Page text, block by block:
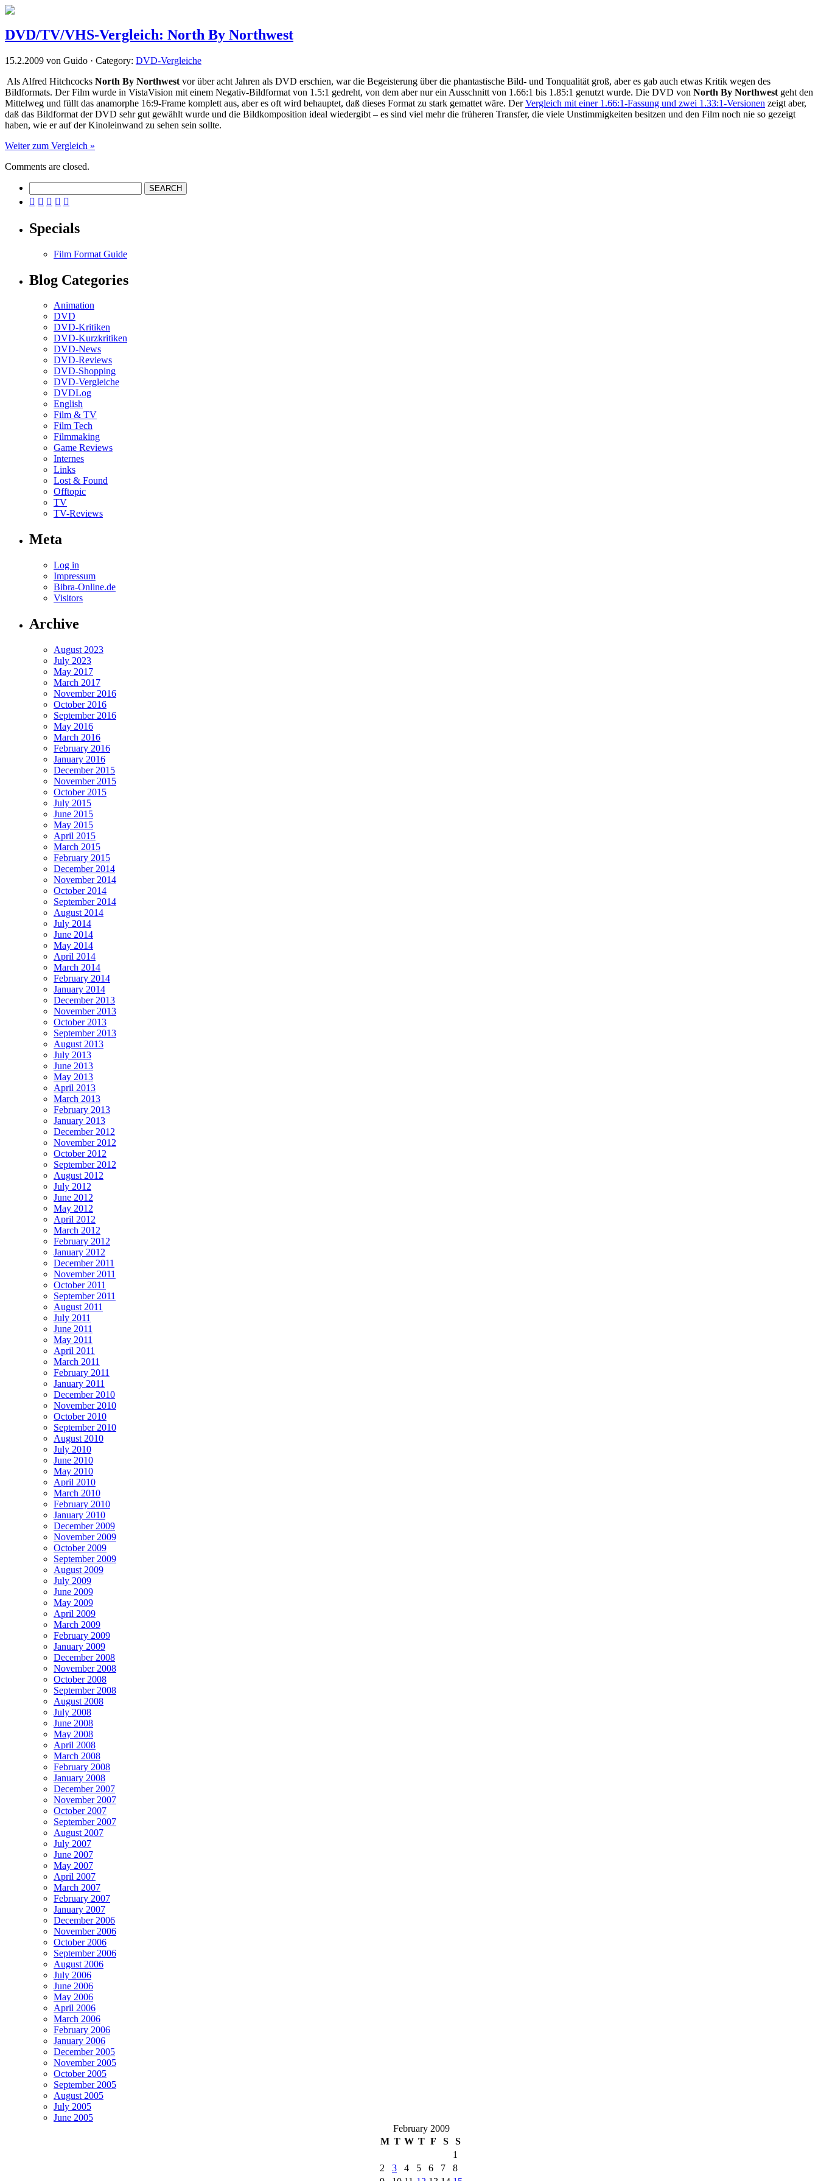
DVD/TV/VHS-Vergleich: North By Northwest
15.2.2009 von Guido · Category: DVD-Vergleiche
Als Alfred Hitchcocks North By Northwest vor über acht Jahren als DVD erschien, war die Begeisterung über die phantastische Bild- und Tonqualität groß, aber es gab auch etwas Kritik wegen des
Bildformats. Der Film wurde in VistaVision mit einem Negativ-Bildformat von 1.5:1 gedreht, von dem aber nur ein Ausschnitt von 1.66:1 bis 1.85:1 genutzt wurde. Die DVD von North By Northwest geht den
Mittelweg und füllt das anamorphe 16:9-Frame komplett aus, aber es oft wird behauptet, daß dieses Format zu stark gemattet wäre. DerVergleich mit einer 1.66:1-Fassung und zwei 1.33:1-Versionen zeigt aber,
daß das Bildformat der DVD sehr gut gewählt wurde und die Bildkomposition ideal wiedergibt – es sind viel mehr die früheren Transfer, die viele Unstimmigkeiten besitzen und den Film noch nie so gezeigt
haben, wie er auf der Kinoleinwand zu sehen sein sollte.
Weiter zum Vergleich »
Comments are closed.
    
Specials
Film Format Guide
Blog Categories
Animation
DVD
DVD-Kritiken
DVD-Kurzkritiken
DVD-News
DVD-Reviews
DVD-Shopping
DVD-Vergleiche
DVDLog
English
Film & TV
Film Tech
Filmmaking
Game Reviews
Internes
Links
Lost & Found
Offtopic
TV
TV-Reviews
Meta
Log in
Impressum
Bibra-Online.de
Visitors
Archive
August 2023
July 2023
May 2017
March 2017
November 2016
October 2016
September 2016
May 2016
March 2016
February 2016
January 2016
December 2015
November 2015
October 2015
July 2015
June 2015
May 2015
April 2015
March 2015
February 2015
December 2014
November 2014
October 2014
September 2014
August 2014
July 2014
June 2014
May 2014
April 2014
March 2014
February 2014
January 2014
December 2013
November 2013
October 2013
September 2013
August 2013
July 2013
June 2013
May 2013
April 2013
March 2013
February 2013
January 2013
December 2012
November 2012
October 2012
September 2012
August 2012
July 2012
June 2012
May 2012
April 2012
March 2012
February 2012
January 2012
December 2011
November 2011
October 2011
September 2011
August 2011
July 2011
June 2011
May 2011
April 2011
March 2011
February 2011
January 2011
December 2010
November 2010
October 2010
September 2010
August 2010
July 2010
June 2010
May 2010
April 2010
March 2010
February 2010
January 2010
December 2009
November 2009
October 2009
September 2009
August 2009
July 2009
June 2009
May 2009
April 2009
March 2009
February 2009
January 2009
December 2008
November 2008
October 2008
September 2008
August 2008
July 2008
June 2008
May 2008
April 2008
March 2008
February 2008
January 2008
December 2007
November 2007
October 2007
September 2007
August 2007
July 2007
June 2007
May 2007
April 2007
March 2007
February 2007
January 2007
December 2006
November 2006
October 2006
September 2006
August 2006
July 2006
June 2006
May 2006
April 2006
March 2006
February 2006
January 2006
December 2005
November 2005
October 2005
September 2005
August 2005
July 2005
June 2005
February 2009
M T W T F S
S
1
2
3 4 5 6 7
8